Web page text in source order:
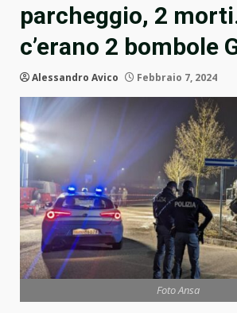
parcheggio, 2
c’erano 2 bombole
Alessandro Avico Febbraio 7, 2024
Foto Ansa